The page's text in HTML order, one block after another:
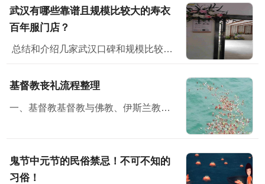
武汉有哪些靠谱且规模比较大的寿衣
百年服门店？
总结和介绍几家武汉口碑和规模比较好的门店，从门店规模、面积、产品丰富程度、价格、政策和售后各方面评测，供大家参考。一、湖北之星工厂云仓湖北之星工厂云仓位...
基督教丧礼流程整理
一、基督教基督教与佛教、伊斯兰教并称三大宗教，无论从规模，还是从影响方面，基督教都堪称世界第一大宗教。
鬼节中元节的民俗禁忌！不可不知的
习俗！